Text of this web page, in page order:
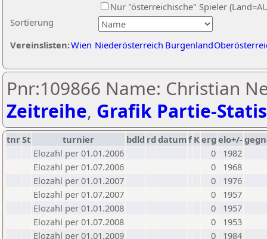
Sortierung
Nur "österreichische" Spieler
Vereinslisten:Wien Niederösterreich Burgenland
Pnr:109866 Name: Christian
Zeitreihe, Grafik Partie-
tnrSt turnier bdld rd datumf Kerg elo+/-
Elozahl per 01.01.2006
0
1982
Elozahl per 01.07.2006
0
1968
Elozahl per 01.01.2007
0
1976
Elozahl per 01.07.2007
0
1957
Elozahl per 01.01.2008
0
1957
Elozahl per 01.07.2008
0
1953
Elozahl per 01.01.2009
0
1984